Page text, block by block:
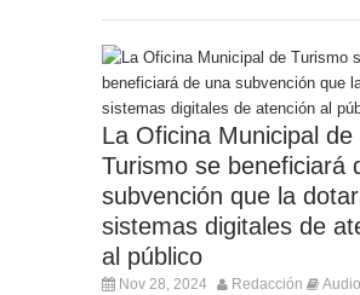
La Oficina Municipal de
Turismo se beneficiará
subvención que la
sistemas digitales de
al público
Nov 28, 2024 Redacción